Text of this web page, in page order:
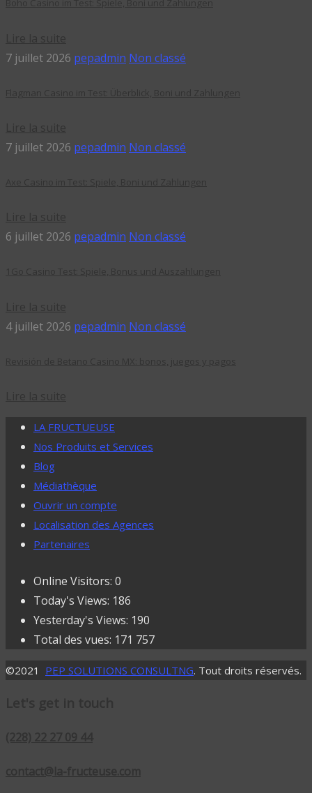
7 juillet 2026 pepadmin Non classé
7 juillet 2026 pepadmin Non classé
6 juillet 2026 pepadmin Non classé
4 juillet 2026 pepadmin Non classé
LA FRUCTUEUSE
Nos Produits et Services
Blog
Médiathèque
Ouvrir un compte
Localisation des Agences
Partenaires
Online Visitors: 0
Today's Views: 186
Yesterday's Views: 190
Total des vues: 171 757
©2021 PEP SOLUTIONS CONSULTNG. Tout droits réservés.